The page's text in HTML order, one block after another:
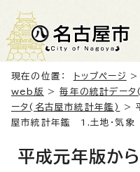
現在の位置： トップページ
web版 >毎年の統計デー
ータ(名古屋市統計年鑑)
>
屋市統計年鑑 1.土地・気象
平成元年版か